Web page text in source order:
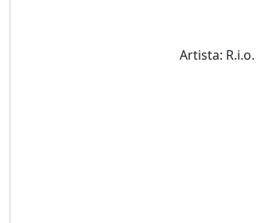
Artista: R.i.o.